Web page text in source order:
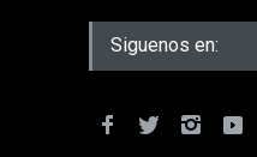
Siguenos en: